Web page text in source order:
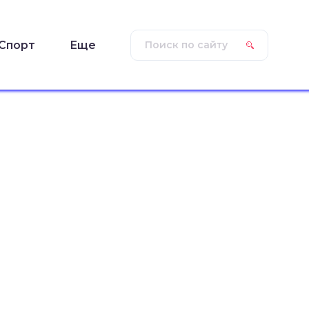
Еще